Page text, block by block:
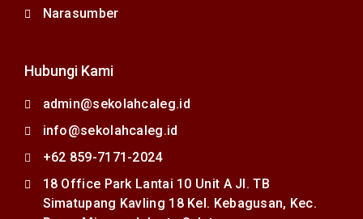
Narasumber
Hubungi Kami
admin@sekolahcaleg.id
info@sekolahcaleg.id
+62 859-7171-2024
18 Office Park Lantai 10 Unit A Jl. TB
Simatupang Kavling 18 Kel. Kebagusan, Kec.